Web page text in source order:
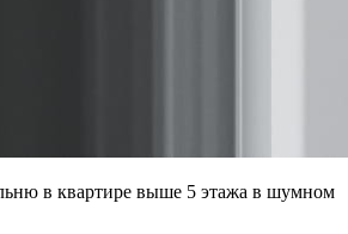
в квартире выше 5 этажа в шумном